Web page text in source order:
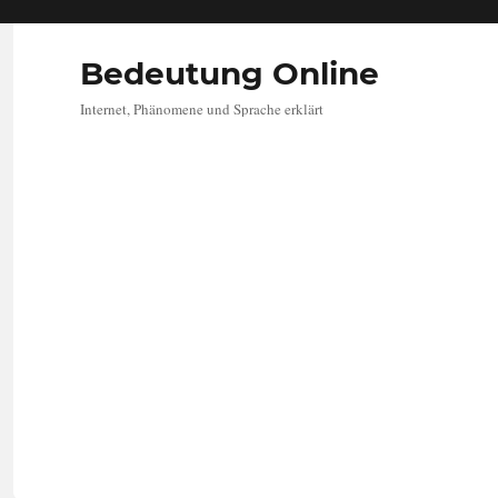
Bedeutung Online
Internet, Phänomene und Sprache erklärt